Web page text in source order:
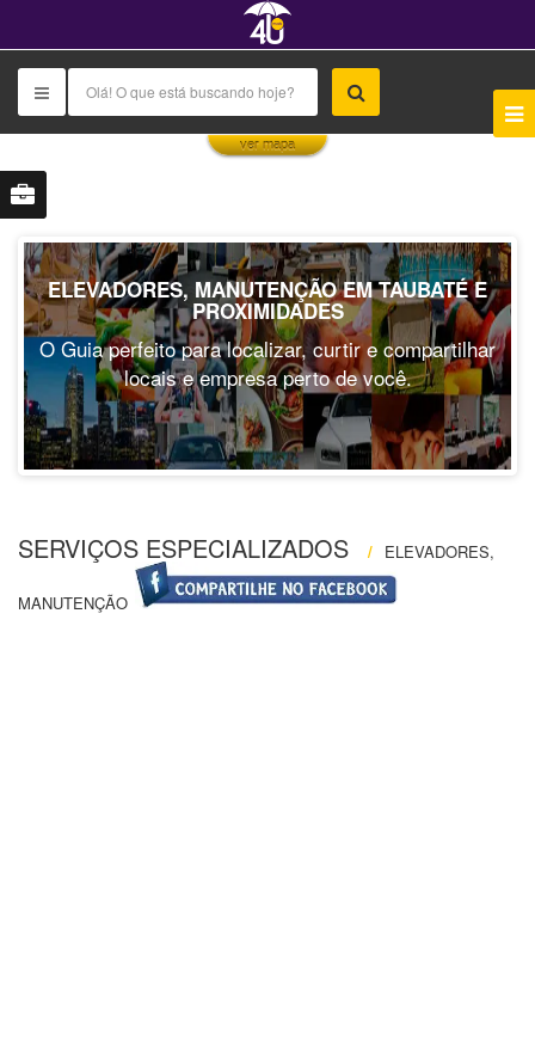
ver mapa
ELEVADORES, MANUTENÇÃO EM TAUBATÉ E
PROXIMIDADES
O Guia perfeito para localizar, curtir e compartilhar
locais e empresa perto de você.
SERVIÇOS ESPECIALIZADOS / ELEVADORES,
MANUTENÇÃO